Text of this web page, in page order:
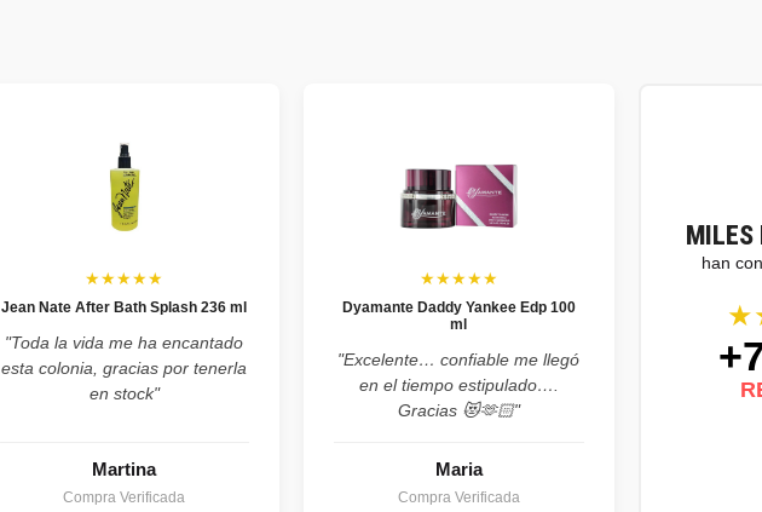
MILES
han
★★★★★
Jean Nate After Bath Splash 236 ml
"Toda la vida me ha encantado
esta colonia, gracias por tenerla
en stock"
Martina
Compra Verificada
★★★★★
Dyamante Daddy Yankee Edp 100
ml
"Excelente… confiable me llegó
en el tiempo estipulado….
Gracias 😻🫶🏻"
Maria
Compra Verificada